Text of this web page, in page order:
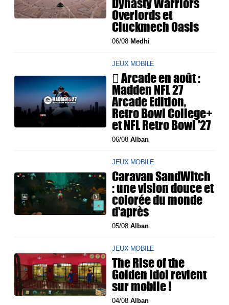
Overlords et
Cluckmech Oasis
06/08 Medhi
JEUX MOBILE
 Arcade en août :
Madden NFL 27
Arcade Edition,
Retro Bowl College+
et NFL Retro Bowl '27
06/08Alban
JEUX MOBILE
Caravan SandWitch
: une vision douce et
colorée du monde
d'après
05/08Alban
JEUX MOBILE
The Rise of the
Golden Idol revient
sur mobile !
04/08Alban